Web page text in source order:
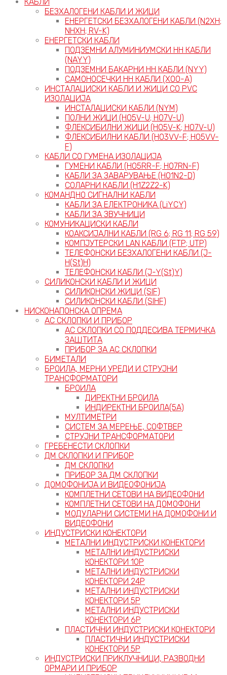
БЕЗХАЛОГЕНИ КАБЛИ И ЖИЦИ
ЕНЕРГЕТСКИ БЕЗХАЛОГЕНИ КАБЛИ (N2XH;
NHXH; RV-K)
ЕНЕРГЕТСКИ КАБЛИ
ПОДЗЕМНИ АЛУМИНИУМСКИ НН КАБЛИ
(NAYY)
ПОДЗЕМНИ БАКАРНИ НН КАБЛИ (NYY)
САМОНОСЕЧКИ НН КАБЛИ (X00-A)
ИНСТАЛАЦИСКИ КАБЛИ И ЖИЦИ СО PVC
ИЗОЛАЦИЈА
ИНСТАЛАЦИСКИ КАБЛИ (NYM)
ПОЛНИ ЖИЦИ (H05V-U; H07V-U)
ФЛЕКСИБИЛНИ ЖИЦИ (H05V-K; H07V-U)
ФЛЕКСИБИЛНИ КАБЛИ (H03VV-F; H05VV-
F)
КАБЛИ СО ГУМЕНА ИЗОЛАЦИЈА
ГУМЕНИ КАБЛИ (H05RR-F; H07RN-F)
КАБЛИ ЗА ЗАВАРУВАЊЕ (H01N2-D)
СОЛАРНИ КАБЛИ (H1Z2Z2-K)
КОМАНДНО СИГНАЛНИ КАБЛИ
КАБЛИ ЗА ЕЛЕКТРОНИКА (LiYCY)
КАБЛИ ЗА ЗВУЧНИЦИ
КОМУНИКАЦИСКИ КАБЛИ
КОАКСИЈАЛНИ КАБЛИ (RG 6; RG 11; RG 59)
КОМПЈУТЕРСКИ LAN КАБЛИ (FTP; UTP)
ТЕЛЕФОНСКИ БЕЗХАЛОГЕНИ КАБЛИ (J-
H(St)H)
ТЕЛЕФОНСКИ КАБЛИ (J-Y(St)Y)
СИЛИКОНСКИ КАБЛИ И ЖИЦИ
СИЛИКОНСКИ ЖИЦИ (SIF)
СИЛИКОНСКИ КАБЛИ (SIHF)
НИСКОНАПОНСКА ОПРЕМА
АС СКЛОПКИ И ПРИБОР
АС СКЛОПКИ СО ПОДДЕСИВА ТЕРМИЧКА
ЗАШТИТА
ПРИБОР ЗА АС СКЛОПКИ
БИМЕТАЛИ
БРОИЛА, МЕРНИ УРЕДИ И СТРУЈНИ
ТРАНСФОРМАТОРИ
БРОИЛА
ДИРЕКТНИ БРОИЛА
ИНДИРЕКТНИ БРОИЛА(5А)
МУЛТИМЕТРИ
СИСТЕМ ЗА МЕРЕЊЕ, СОФТВЕР
СТРУЈНИ ТРАНСФОРМАТОРИ
ГРЕБЕНЕСТИ СКЛОПКИ
ДМ СКЛОПКИ И ПРИБОР
ДМ СКЛОПКИ
ПРИБОР ЗА ДМ СКЛОПКИ
ДОМОФОНИЈА И ВИДЕОФОНИЈА
КОМПЛЕТНИ СЕТОВИ НА ВИДЕОФОНИ
КОМПЛЕТНИ СЕТОВИ НА ДОМОФОНИ
МОДУЛАРНИ СИСТЕМИ НА ДОМОФОНИ И
ВИДЕОФОНИ
ИНДУСТРИСКИ КОНЕКТОРИ
МЕТАЛНИ ИНДУСТРИСКИ КОНЕКТОРИ
МЕТАЛНИ ИНДУСТРИСКИ
КОНЕКТОРИ 10P
МЕТАЛНИ ИНДУСТРИСКИ
КОНЕКТОРИ 24P
МЕТАЛНИ ИНДУСТРИСКИ
КОНЕКТОРИ 5P
МЕТАЛНИ ИНДУСТРИСКИ
КОНЕКТОРИ 6P
ПЛАСТИЧНИ ИНДУСТРИСКИ КОНЕКТОРИ
ПЛАСТИЧНИ ИНДУСТРИСКИ
КОНЕКТОРИ 5P
ИНДУСТРИСКИ ПРИКЛУЧНИЦИ, РАЗВОДНИ
ОРМАРИ И ПРИБОР